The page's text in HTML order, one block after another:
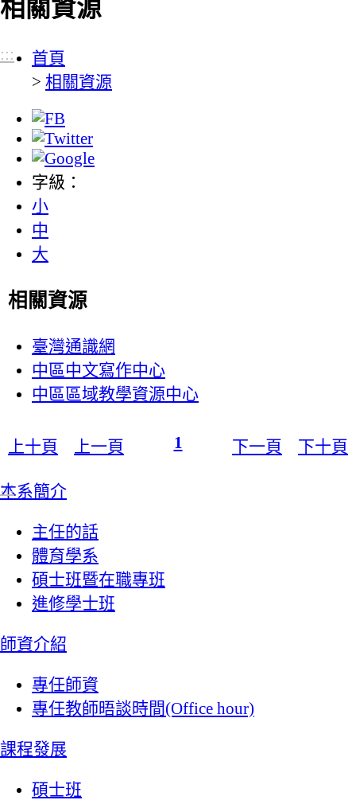
相關資源
:::
首頁
> 相關資源
字級：
小
中
大
相關資源
臺灣通識網
中區中文寫作中心
中區區域教學資源中心
上十頁 上一頁 下一頁 下十頁
1
:::
本系簡介
主任的話
體育學系
碩士班暨在職專班
進修學士班
師資介紹
專任師資
專任教師晤談時間(Office hour)
課程發展
碩士班